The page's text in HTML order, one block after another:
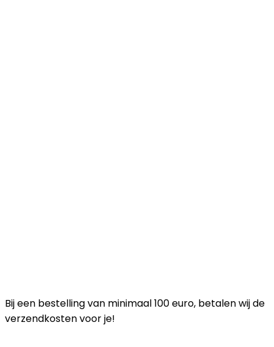
Bij een bestelling van minimaal 100 euro, betalen wij de
verzendkosten voor je!